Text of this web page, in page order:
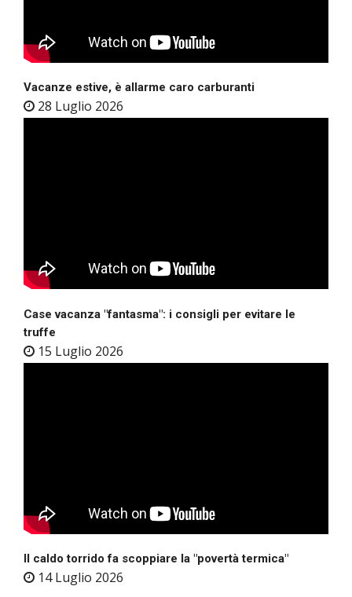
Vacanze estive, è allarme caro carburanti
28 Luglio 2026
Case vacanza "fantasma": i consigli per evitare le
truffe
15 Luglio 2026
Il caldo torrido fa scoppiare la "povertà termica"
14 Luglio 2026